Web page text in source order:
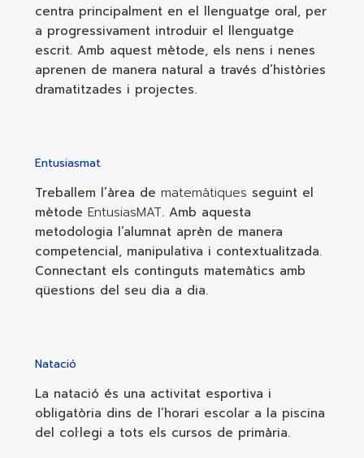
centra principalment en el llenguatge oral, per
a progressivament introduir el llenguatge
escrit. Amb aquest mètode, els nens i nenes
aprenen de manera natural a través d’històries
dramatitzades i projectes.
Entusiasmat
Treballem l’àrea de matemàtiques seguint el
mètode EntusiasMAT. Amb aquesta
metodologia l’alumnat aprèn de manera
competencial, manipulativa i contextualitzada.
Connectant els continguts matemàtics amb
qüestions del seu dia a dia.
Natació
La natació és una activitat esportiva i
obligatòria dins de l’horari escolar a la piscina
del col·legi a tots els cursos de primària.